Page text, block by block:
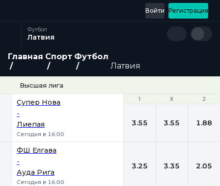
Регистрация
Войти
Футбол
Латвия
Главная Спорт Футбол
Латвия
Высшая лига
1 Х 2
Супер Нова
-
Лиепая
Сегодня в 16:00
1 Х 2
3.55 3.55 1.88
ФШ Елгава
-
Ауда Рига
Сегодня в 16:00
3.25 3.35 2.05